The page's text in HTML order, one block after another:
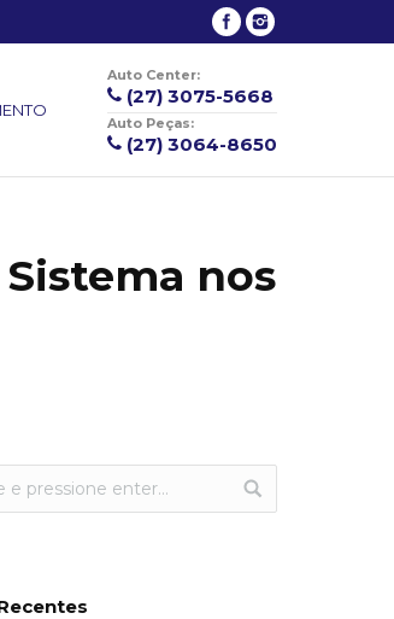
Auto Center:
(27) 3075-5668
Auto Peças:
(27) 3064-8650
nos